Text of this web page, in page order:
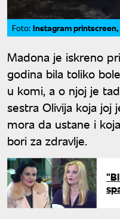
Foto: Instagram
Madona je iskreno
godina bila toliko
u komi, a o njoj je
sestra Olivija koja joj
mora da ustane i
bori za zdravlje.